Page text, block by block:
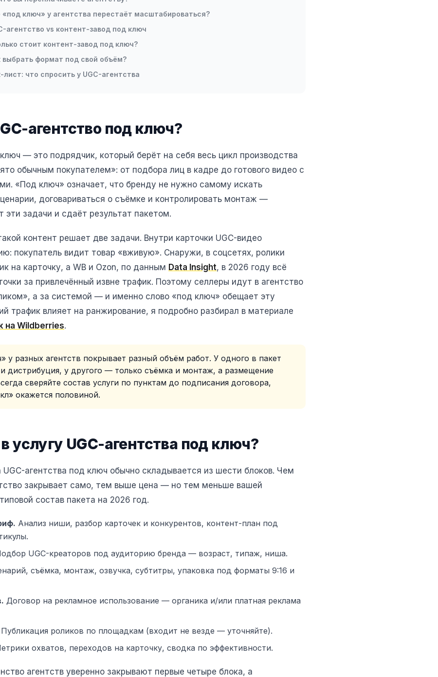
«под ключ» у агентства перестаёт масштабироваться?
агентство vs контент-завод под ключ
стоит контент-завод под ключ?
выбрать формат под свой объём?
лист: что спросить у UGC-агентства
агентство под ключ?
— это подрядчик, который берёт на себя весь цикл производства
обычным покупателем»: от подбора лиц в кадре до готового видео с
«Под ключ» означает, что бренду не нужно самому искать
договариваться о съёмке и контролировать монтаж —
эти задачи и сдаёт результат пакетом.
контент решает две задачи. Внутри карточки UGC-видео
покупатель видит товар «вживую». Снаружи, в соцсетях, ролики
на карточку, а WB и Ozon, по данным Data Insight, в 2026 году всё
за привлечённый извне трафик. Поэтому селлеры идут в агентство
а за системой — и именно слово «под ключ» обещает эту
трафик влияет на ранжирование, я подробно разбирал в материале
на Wildberries.
у разных агентств покрывает разный объём работ. У одного в пакет
и дистрибуция, у другого — только съёмка и монтаж, а размещение
сверяйте состав услуги по пунктам до подписания договора,
окажется половиной.
услугу UGC-агентства под ключ?
UGC-агентства под ключ обычно складывается из шести блоков. Чем
закрывает само, тем выше цена — но тем меньше вашей
состав пакета на 2026 год.
Анализ ниши, разбор карточек и конкурентов, контент-план под
UGC-креаторов под аудиторию бренда — возраст, типаж, ниша.
съёмка, монтаж, озвучка, субтитры, упаковка под форматы 9:16 и
Договор на рекламное использование — органика и/или платная реклама
Публикация роликов по площадкам (входит не везде — уточняйте).
охватов, переходов на карточку, сводка по эффективности.
агентств уверенно закрывают первые четыре блока, а